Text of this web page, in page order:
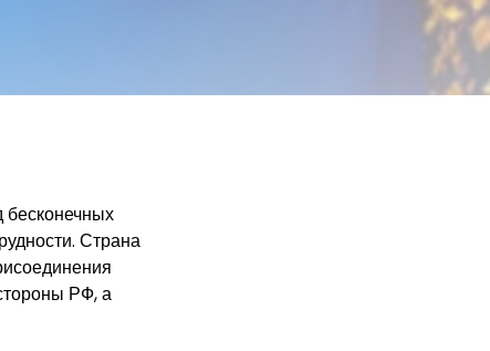
Страна
РФ, а